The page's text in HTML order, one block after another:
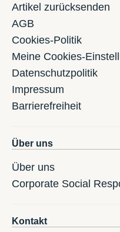
Artikel zurücksenden
AGB
Cookies-Politik
Meine Cookies-
Datenschutzpolitik
Impressum
Barrierefreiheit
Über uns
Über uns
Corporate Social
Kontakt